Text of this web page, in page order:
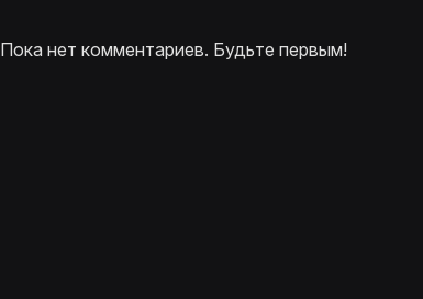
Пока нет комментариев. Будьте первым!